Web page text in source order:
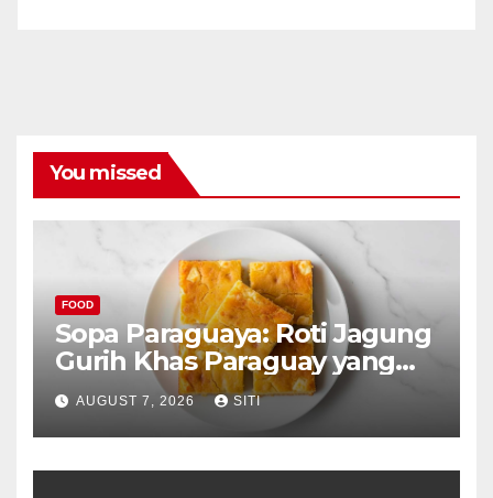
You missed
FOOD
Sopa Paraguaya: Roti Jagung
Gurih Khas Paraguay yang
Unik
AUGUST 7, 2026 SITI